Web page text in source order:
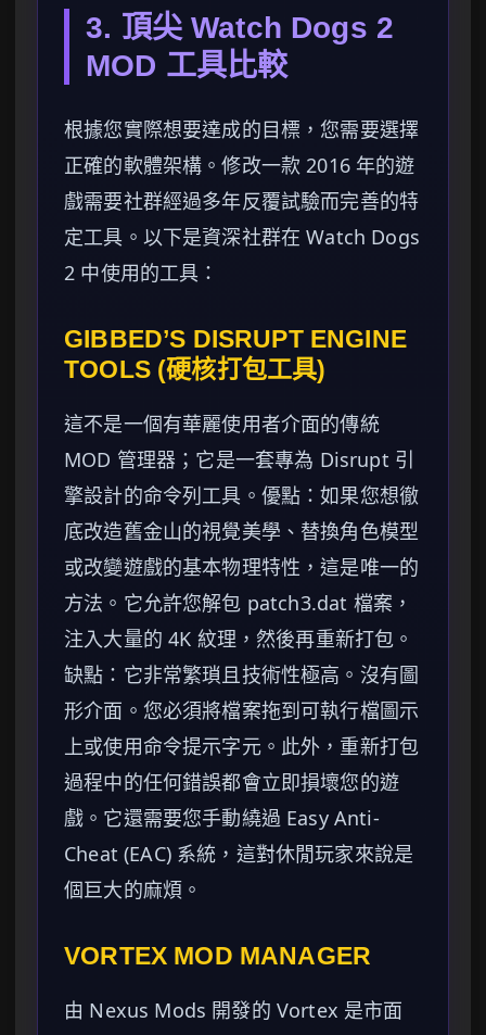
3. 頂尖 Watch Dogs 2
MOD 工具比較
根據您實際想要達成的目標，您需要選擇
正確的軟體架構。修改一款 2016 年的遊
戲需要社群經過多年反覆試驗而完善的特
定工具。以下是資深社群在 Watch Dogs
2 中使用的工具：
GIBBED’S DISRUPT ENGINE
TOOLS (硬核打包工具)
這不是一個有華麗使用者介面的傳統
MOD 管理器；它是一套專為 Disrupt 引
擎設計的命令列工具。優點：如果您想徹
底改造舊金山的視覺美學、替換角色模型
或改變遊戲的基本物理特性，這是唯一的
方法。它允許您解包 patch3.dat 檔案，
注入大量的 4K 紋理，然後再重新打包。
缺點：它非常繁瑣且技術性極高。沒有圖
形介面。您必須將檔案拖到可執行檔圖示
上或使用命令提示字元。此外，重新打包
過程中的任何錯誤都會立即損壞您的遊
戲。它還需要您手動繞過 Easy Anti-
Cheat (EAC) 系統，這對休閒玩家來說是
個巨大的麻煩。
VORTEX MOD MANAGER
由 Nexus Mods 開發的 Vortex 是市面